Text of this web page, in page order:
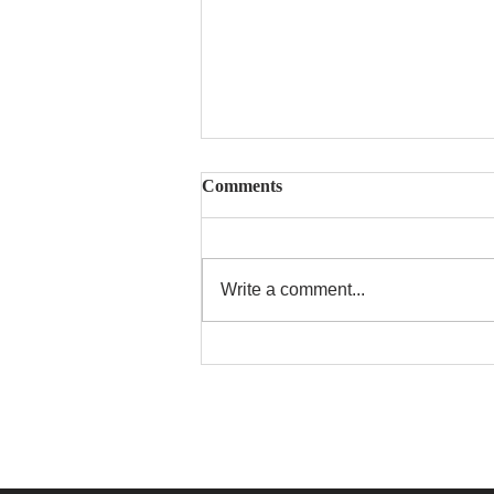
5月のカレンダー。
Comments
Write a comment...